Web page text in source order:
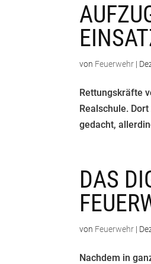
von Feuerwehr |
Rettungskräfte
Realschule.
gedacht,
DAS
von Feuerwehr |
Nachdem in